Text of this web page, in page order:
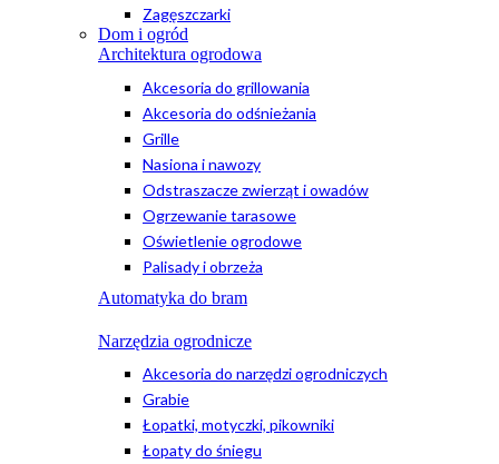
Zagęszczarki
Dom i ogród
Architektura ogrodowa
Akcesoria do grillowania
Akcesoria do odśnieżania
Grille
Nasiona i nawozy
Odstraszacze zwierząt i owadów
Ogrzewanie tarasowe
Oświetlenie ogrodowe
Palisady i obrzeża
Automatyka do bram
Narzędzia ogrodnicze
Akcesoria do narzędzi ogrodniczych
Grabie
Łopatki, motyczki, pikowniki
Łopaty do śniegu